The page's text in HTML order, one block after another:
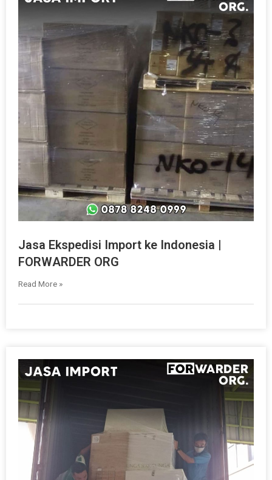
Jasa Ekspedisi Import ke Indonesia |
FORWARDER ORG
Read More »